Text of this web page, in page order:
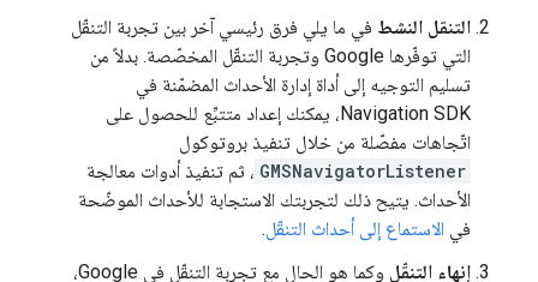
التنقل النشط في ما يلي فرق رئيسي آخر بين تجربة التنقّل
التي توفّرها Google وتجربة التنقّل المخصّصة. بدلاً من
تسليم التوجيه إلى أداة إدارة الأحداث المضمّنة في
Navigation SDK، يمكنك إعداد متتبِّع للحصول على
اتّجاهات مفصّلة من خلال تنفيذ بروتوكول
GMSNavigatorListener ، ثم تنفيذ أدوات معالجة
الأحداث. يتيح ذلك لتجربتك الاستجابة للأحداث الموضّحة
في الاستماع إلى أحداث التنقّل.
إنهاء التنقّل
وكما هو الحال مع تجربة التنقّل في Google،